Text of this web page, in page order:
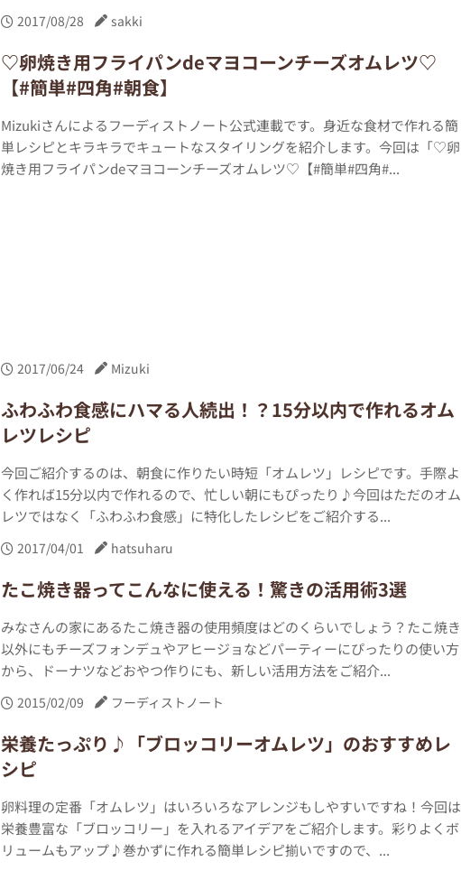
2017/08/28 sakki
♡卵焼き用フライパンdeマヨコーンチーズオムレツ♡
【#簡単#四角#朝食】
Mizukiさんによるフーディストノート公式連載です。身近な食材で作れる簡
単レシピとキラキラでキュートなスタイリングを紹介します。今回は「♡卵
焼き用フライパンdeマヨコーンチーズオムレツ♡【#簡単#四角#...
2017/06/24 Mizuki
ふわふわ食感にハマる人続出！？15分以内で作れるオム
レツレシピ
今回ご紹介するのは、朝食に作りたい時短「オムレツ」レシピです。手際よ
く作れば15分以内で作れるので、忙しい朝にもぴったり♪今回はただのオム
レツではなく「ふわふわ食感」に特化したレシピをご紹介する...
2017/04/01 hatsuharu
たこ焼き器ってこんなに使える！驚きの活用術3選
みなさんの家にあるたこ焼き器の使用頻度はどのくらいでしょう？たこ焼き
以外にもチーズフォンデュやアヒージョなどパーティーにぴったりの使い方
から、ドーナツなどおやつ作りにも、新しい活用方法をご紹介...
2015/02/09 フーディストノート
栄養たっぷり♪「ブロッコリーオムレツ」のおすすめレ
シピ
卵料理の定番「オムレツ」はいろいろなアレンジもしやすいですね！今回は
栄養豊富な「ブロッコリー」を入れるアイデアをご紹介します。彩りよくボ
リュームもアップ♪巻かずに作れる簡単レシピ揃いですので、...